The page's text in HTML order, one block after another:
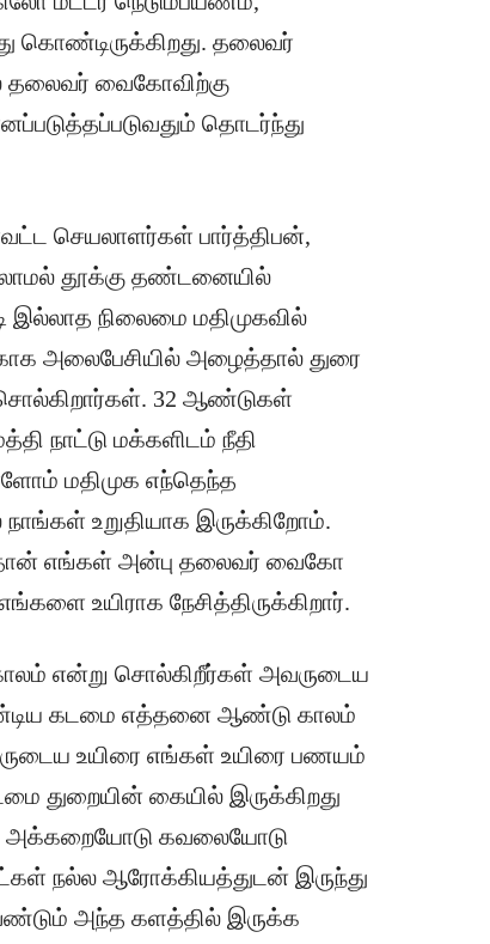
தலைவர்
தலைவர் வைகோவிற்கு
தொடர்ந்து
செயலாளர்கள் பார்த்திபன்,
தூக்கு தண்டனையில்
நிலைமை மதிமுகவில்
அலைபேசியில் அழைத்தால் துரை
32 ஆண்டுகள்
நாட்டு மக்களிடம் நீதி
மதிமுக எந்தெந்த
உறுதியாக இருக்கிறோம்.
எங்கள் அன்பு தலைவர் வைகோ
உயிராக நேசித்திருக்கிறார்.
என்று சொல்கிறீர்கள் அவருடைய
கடமை எத்தனை ஆண்டு காலம்
உயிரை எங்கள் உயிரை பணயம்
துறையின் கையில் இருக்கிறது
அக்கறையோடு கவலையோடு
நல்ல ஆரோக்கியத்துடன் இருந்து
அந்த களத்தில் இருக்க